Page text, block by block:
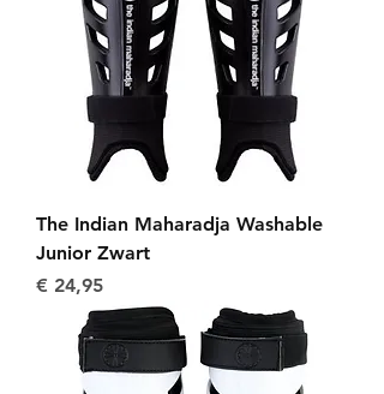
The Indian Maharadja Washable
Junior Zwart
Prijs
€ 24,95